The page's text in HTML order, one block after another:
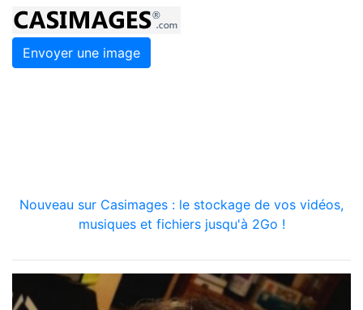
Envoyer une image
Nouveau sur Casimages : le stockage de vos vidéos,
musiques et fichiers jusqu'à 2Go !